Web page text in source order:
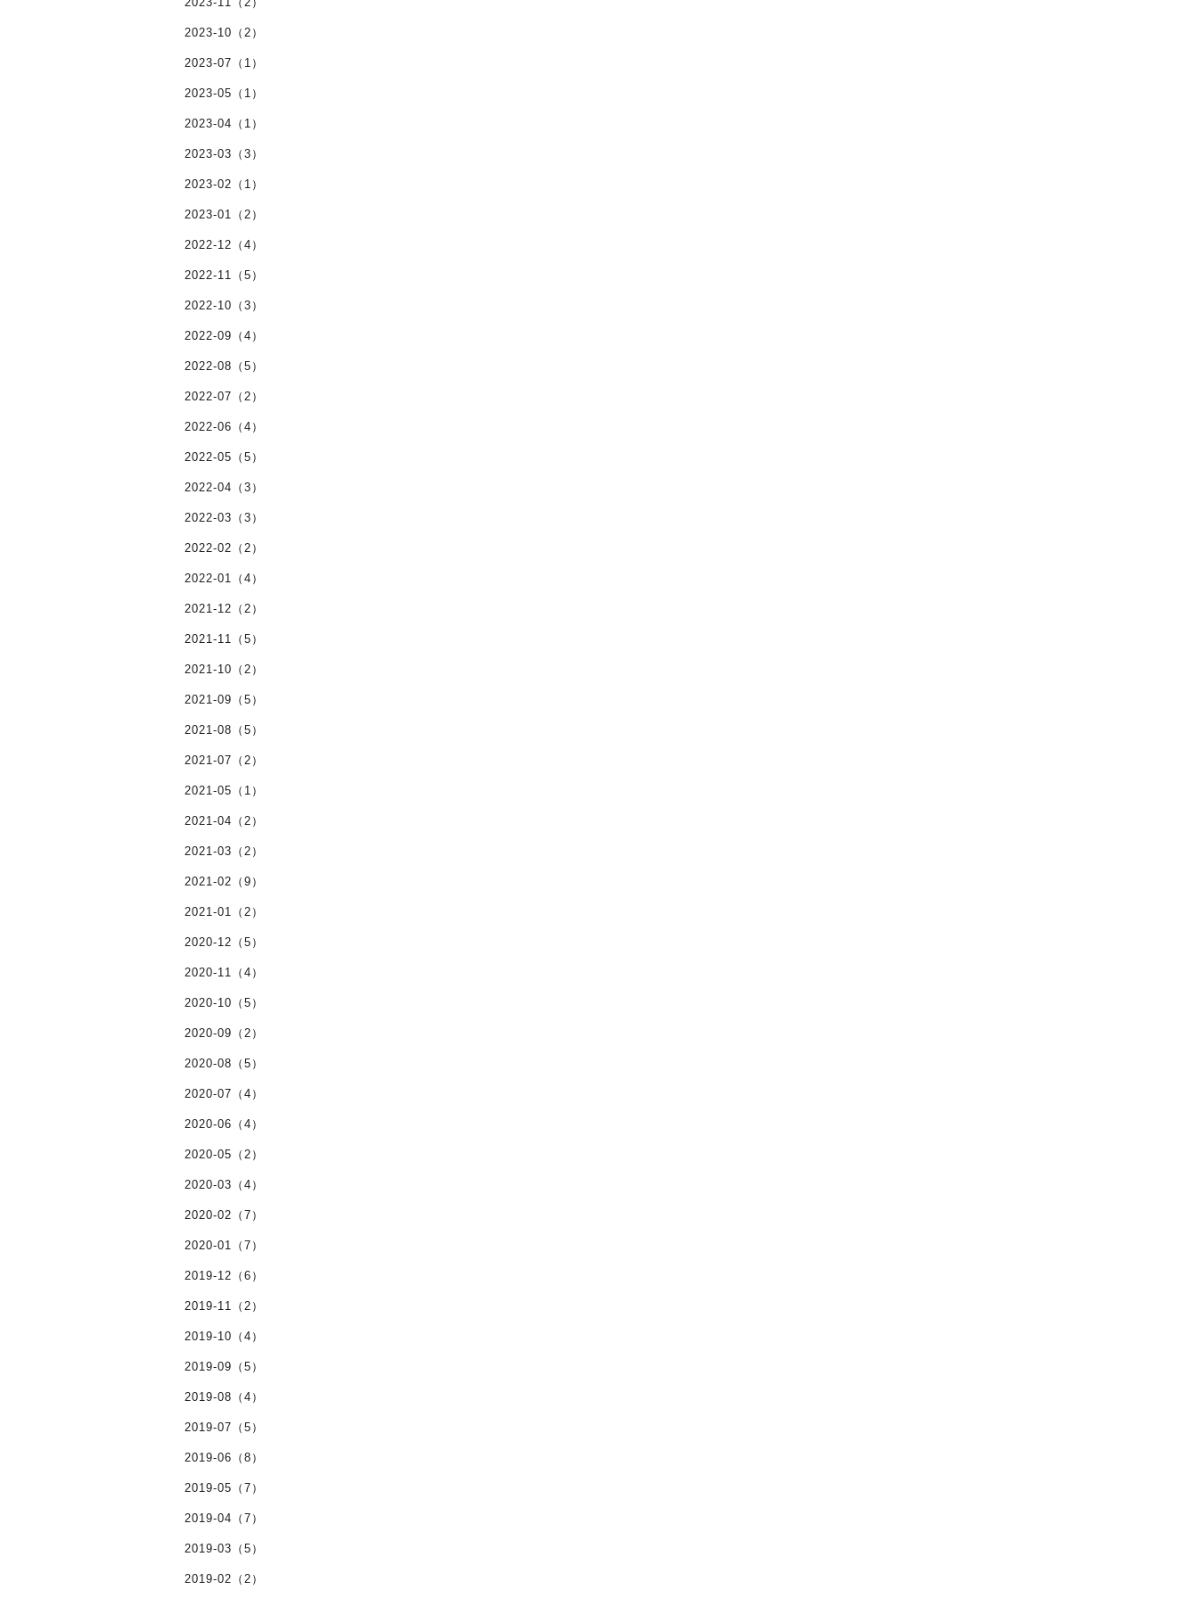
2023-10（2）
2023-07（1）
2023-05（1）
2023-04（1）
2023-03（3）
2023-02（1）
2023-01（2）
2022-12（4）
2022-11（5）
2022-10（3）
2022-09（4）
2022-08（5）
2022-07（2）
2022-06（4）
2022-05（5）
2022-04（3）
2022-03（3）
2022-02（2）
2022-01（4）
2021-12（2）
2021-11（5）
2021-10（2）
2021-09（5）
2021-08（5）
2021-07（2）
2021-05（1）
2021-04（2）
2021-03（2）
2021-02（9）
2021-01（2）
2020-12（5）
2020-11（4）
2020-10（5）
2020-09（2）
2020-08（5）
2020-07（4）
2020-06（4）
2020-05（2）
2020-03（4）
2020-02（7）
2020-01（7）
2019-12（6）
2019-11（2）
2019-10（4）
2019-09（5）
2019-08（4）
2019-07（5）
2019-06（8）
2019-05（7）
2019-04（7）
2019-03（5）
2019-02（2）